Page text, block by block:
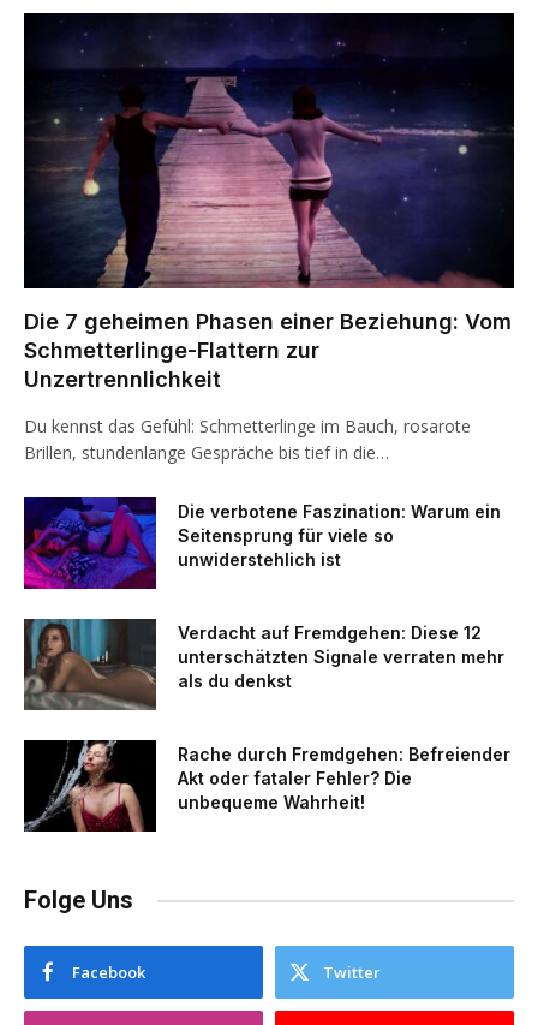
Die 7 geheimen Phasen einer Beziehung: Vom
Schmetterlinge-Flattern zur
Unzertrennlichkeit
Du kennst das Gefühl: Schmetterlinge im Bauch, rosarote
Brillen, stundenlange Gespräche bis tief in die…
Die verbotene Faszination: Warum ein
Seitensprung für viele so
unwiderstehlich ist
Verdacht auf Fremdgehen: Diese 12
unterschätzten Signale verraten mehr
als du denkst
Rache durch Fremdgehen: Befreiender
Akt oder fataler Fehler? Die
unbequeme Wahrheit!
Folge Uns
Facebook Twitter